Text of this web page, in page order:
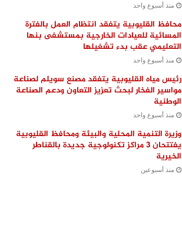
منذ أسبوع واحد
محافظ القليوبية يتفقد انتظام العمل بالفترة
المسائية للعيادات الخارجية بمستشفى بنها
التعليمي عقب بدء تشغيلها
منذ أسبوع واحد
رئيس مياه القليوبية يتفقد مصنع سويلم لصناعة
مواسير الفخار لبحث تعزيز التعاون ودعم الصناعة
الوطنية
منذ أسبوع واحد
وزيرة التنمية المحلية والبيئة ومحافظ القليوبية
يفتتحان 3 مراكز تكنولوجية جديدة بالقناطر
الخيرية
منذ أسبوعين